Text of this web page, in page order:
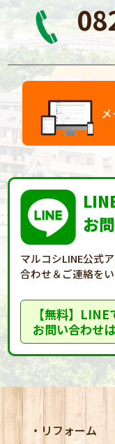
お
マルコシLINE公式
合わせ＆ご連絡を
【無料】LINE
お問い合わせ
リフォーム